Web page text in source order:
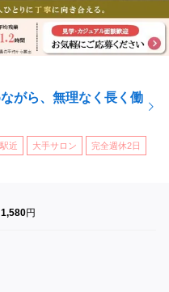
がら、無理なく長く働
駅近 大手サロン 完全週休2日
1,580円